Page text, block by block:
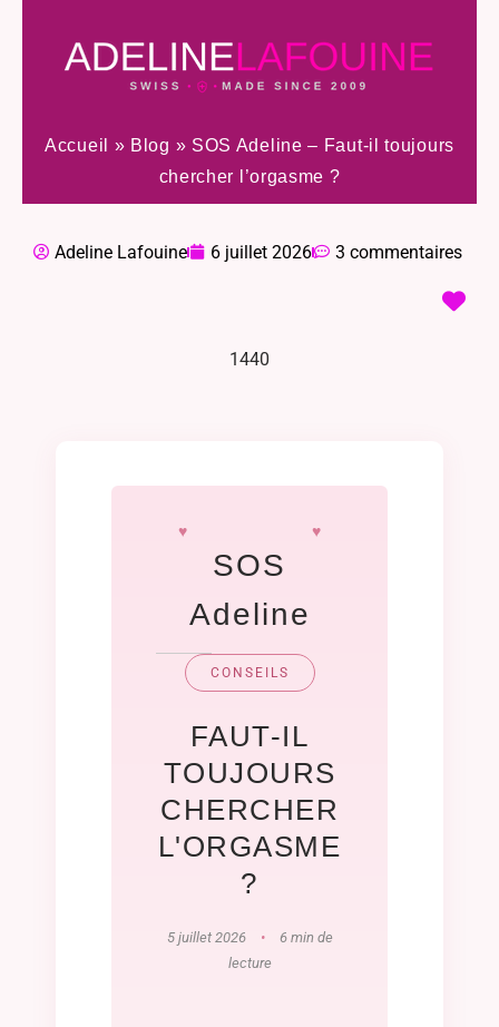
Accueil » Blog » SOS Adeline – Faut-il toujours
chercher l’orgasme ?
Adeline Lafouine 6 juillet 2026 3 commentaires
1440
SOS
Adeline
CONSEILS
FAUT-IL
TOUJOURS
CHERCHER
L'ORGASME
?
5 juillet 2026 •
6 min de
lecture